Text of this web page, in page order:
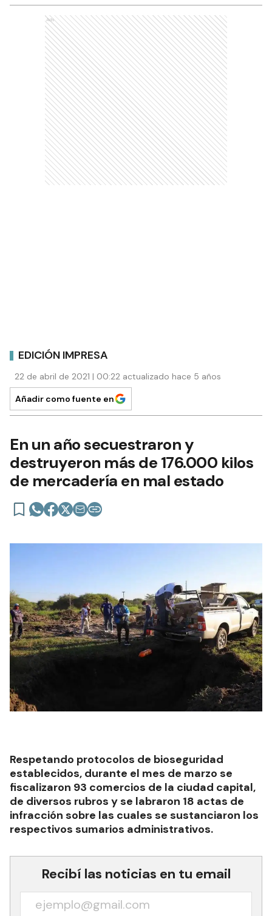
Ads
EDICIÓN IMPRESA
22 de abril de 2021 | 00:22 actualizado hace 5 años
Añadir como fuente en
En un año secuestraron y
destruyeron más de 176.000 kilos
de mercadería en mal estado
Respetando protocolos de bioseguridad
establecidos, durante el mes de marzo se
fiscalizaron 93 comercios de la ciudad capital,
de diversos rubros y se labraron 18 actas de
infracción sobre las cuales se sustanciaron los
respectivos sumarios administrativos.
Recibí las noticias en tu email